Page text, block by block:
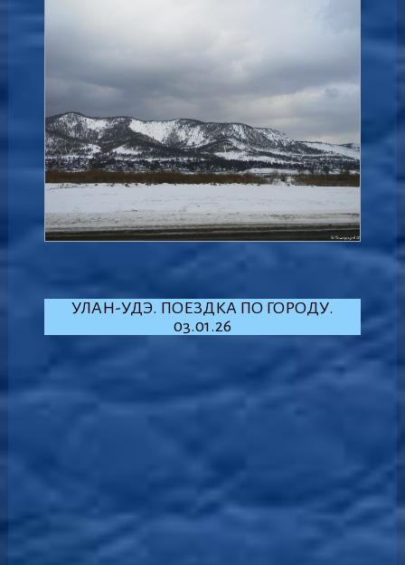
УЛАН-УДЭ. ПОЕЗДКА ПО ГОРОДУ.
03.01.26